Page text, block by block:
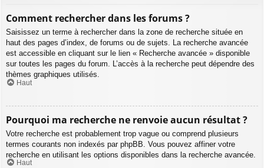
Comment rechercher dans les forums ?
Saisissez un terme à rechercher dans la zone de recherche située en
haut des pages d’index, de forums ou de sujets. La recherche avancée
est accessible en cliquant sur le lien « Recherche avancée » disponible
sur toutes les pages du forum. L’accès à la recherche peut dépendre des
thèmes graphiques utilisés.
Haut
Pourquoi ma recherche ne renvoie aucun résultat ?
Votre recherche est probablement trop vague ou comprend plusieurs
termes courants non indexés par phpBB. Vous pouvez affiner votre
recherche en utilisant les options disponibles dans la recherche avancée.
Haut